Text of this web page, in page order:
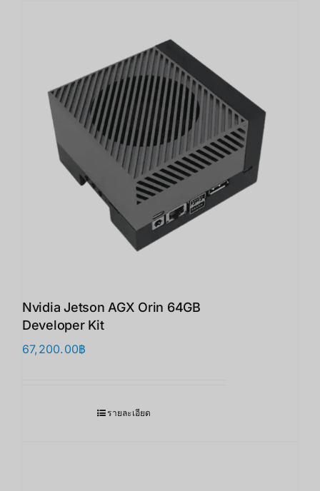
Nvidia Jetson AGX Orin 64GB
Developer Kit
67,200.00฿
รายละเอียด